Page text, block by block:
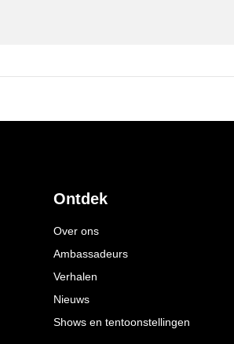
Ontdek
Over ons
Ambassadeurs
Verhalen
Nieuws
Shows en tentoonstellingen